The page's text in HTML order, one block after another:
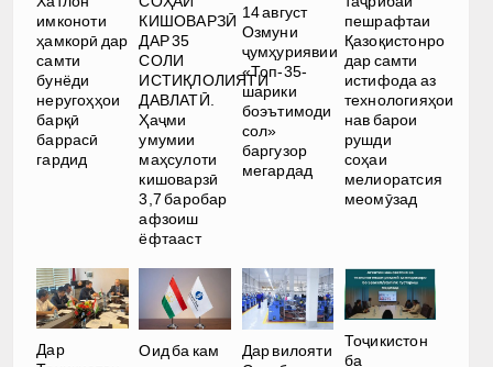
имконоти
ҳамкорӣ дар
самти
бунёди
неругоҳҳои
барқӣ
баррасӣ
гардид
КИШОВАРЗӢ
ДАР 35
СОЛИ
ИСТИҚЛОЛИЯТИ
ДАВЛАТӢ.
Ҳаҷми
умумии
маҳсулоти
кишоварзӣ
3,7 баробар
афзоиш
ёфтааст
14 август
Озмуни
ҷумҳуриявии
«Топ-35-
шарики
боэътимоди
сол»
баргузор
мегардад
пешрафтаи
Қазоқистонро
дар самти
истифода аз
технологияҳои
нав барои
рушди
соҳаи
мелиоратсия
меомӯзад
Дар
Оид ба кам
Дар вилояти
Тоҷикистон
ба